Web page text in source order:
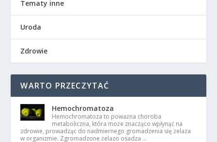
Tematy inne
Uroda
Zdrowie
WARTO PRZECZYTAĆ
Hemochromatoza
Hemochromatoza to poważna choroba
metaboliczna, która może znacząco wpłynąć na
zdrowie, prowadząc do nadmiernego gromadzenia się żelaza
w organizmie. Zgromadzone żelazo osadza …